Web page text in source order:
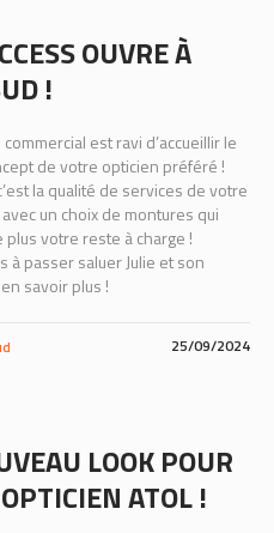
OUVRE À
!
est ravi d’accueillir le
de votre opticien préféré !
la qualité de services de votre
un choix de montures qui
plus votre reste à charge !
à passer saluer Julie et son
savoir plus !
25/09/2024
LOOK POUR
ATOL !